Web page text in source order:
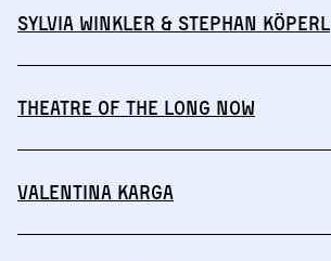
Sylvia Winkler & Stephan Köperl
THEATRE OF THE LONG NOW
Valentina Karga